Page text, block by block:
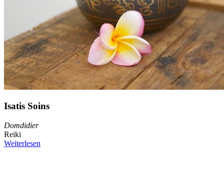
Isatis Soins
Domdidier
Reiki
Weiterlesen